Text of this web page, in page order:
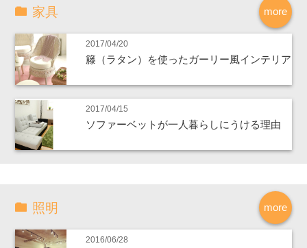
more
家具
2017/04/20
籐（ラタン）を使ったガーリー風インテリア
2017/04/15
ソファーベットが一人暮らしにうける理由
more
照明
2016/06/28